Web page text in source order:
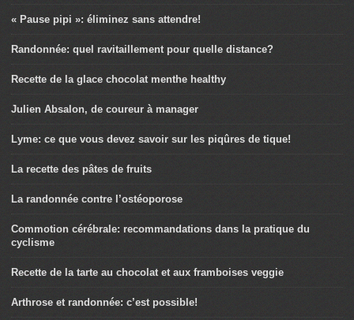
« Pause pipi »: éliminez sans attendre!
Randonnée: quel ravitaillement pour quelle distance?
Recette de la glace chocolat menthe healthy
Julien Absalon, de coureur à manager
Lyme: ce que vous devez savoir sur les piqûres de tique!
La recette des pâtes de fruits
La randonnée contre l’ostéoporose
Commotion cérébrale: recommandations dans la pratique du
cyclisme
Recette de la tarte au chocolat et aux framboises veggie
Arthrose et randonnée: c’est possible!